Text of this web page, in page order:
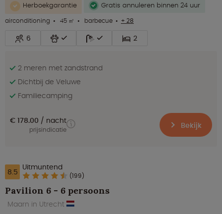
Herboekgarantie
Gratis annuleren binnen 24 uur
airconditioning
45 ㎡ barbecue + 28
6 2
2 meren met zandstrand
Dichtbij de Veluwe
Familiecamping
€ 178.00 nacht
prijsindicatie Bekijk
8.5 Uitmuntend
(199)
Pavilion 6 - 6 persoons
Maarn in Utrecht